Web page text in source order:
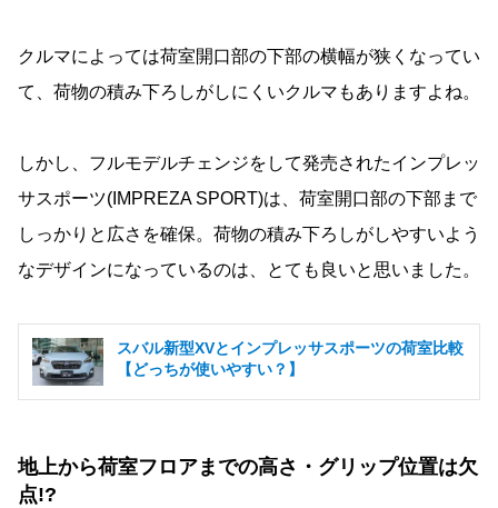
クルマによっては荷室開口部の下部の横幅が狭くなってい
て、荷物の積み下ろしがしにくいクルマもありますよね。
しかし、フルモデルチェンジをして発売されたインプレッ
サスポーツ(IMPREZA SPORT)は、荷室開口部の下部まで
しっかりと広さを確保。荷物の積み下ろしがしやすいよう
なデザインになっているのは、とても良いと思いました。
スバル新型XVとインプレッサスポーツの荷室比較
【どっちが使いやすい？】
地上から荷室フロアまでの高さ・グリップ位置は欠
点!?